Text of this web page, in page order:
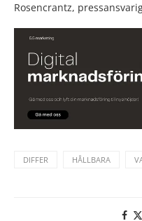
Rosencrantz,
DIFFER HÅLLBARA